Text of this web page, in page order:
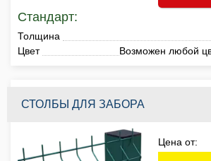
Стандарт:
Толщина
Цвет
Возможен любой
СТОЛБЫ ДЛЯ ЗАБОРА
Цена от: